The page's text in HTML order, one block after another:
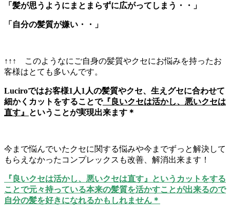
「髪が思うようにまとまらずに広がってしまう・・」
「自分の髪質が嫌い・・」
↑↑↑ このようなにご自身の髪質やクセにお悩みを持ったお
客様はとても多いんです。
Luciroではお客様1人1人の髪質やクセ、生えグセに合わせて
細かくカットをすることで『良いクセは活かし、悪いクセは
直す』
ということが実現出来ます＊
今まで悩んでいたクセに関する悩みや今までずっと解決して
もらえなかったコンプレックスも改善、解消出来ます！
『良いクセは活かし、悪いクセは直す』というカットをする
ことで元々持っている本来の髪質を活かすことが出来るので
自分の髪を好きになれるかもしれません＊